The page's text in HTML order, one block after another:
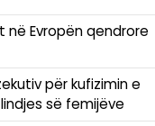
Evropën qendrore
për kufizimin e
së femijëve